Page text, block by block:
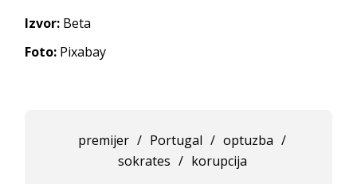
Izvor: Beta
Foto: Pixabay
premijer / Portugal / optuzba /
sokrates / korupcija